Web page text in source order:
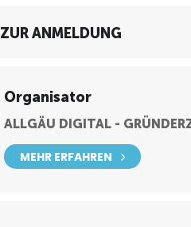
ZUR ANMELDUNG
Organisator
ALLGÄU DIGITAL -
MEHR ERFAHREN